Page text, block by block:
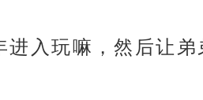
入玩嘛，然后让